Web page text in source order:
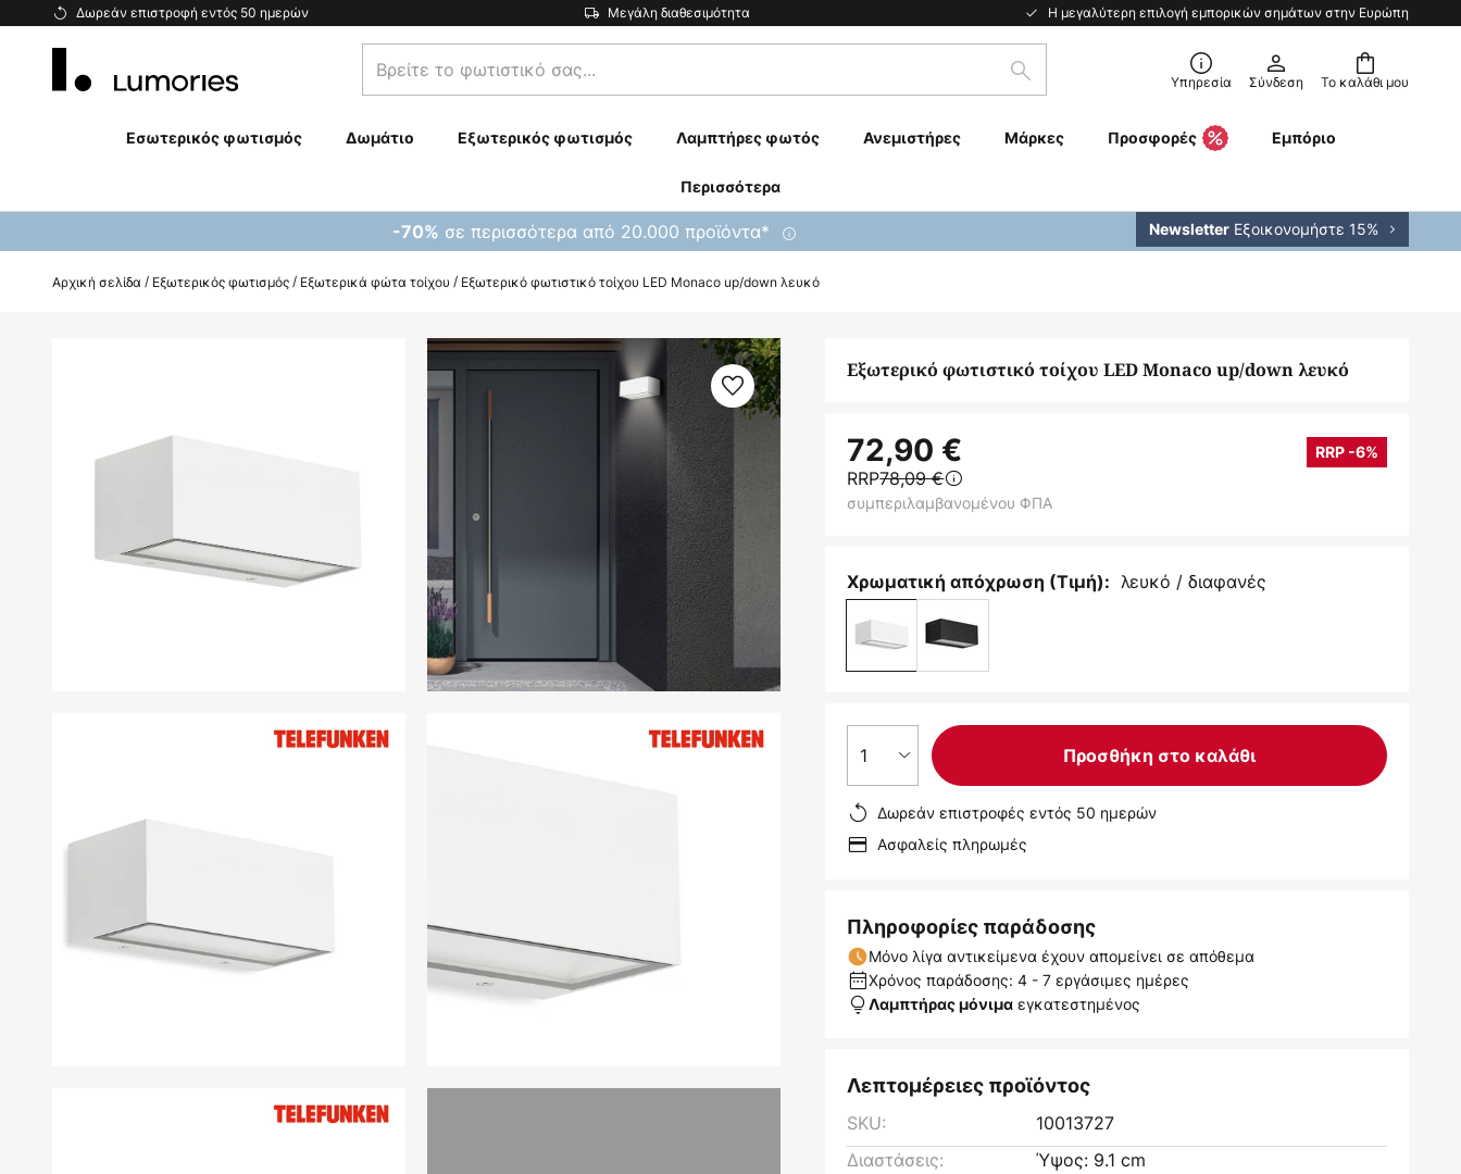
Δωρεάν επιστροφή εντός 50 ημερών Μεγάλη διαθεσιμότητα Η μεγαλύτερη επιλογή εμπορικών σημάτων στην Ευρώπη
Μετάβαση
Το καλάθι μου
Βρείτε
το
σας...
Αναζήτηση Υπηρεσία Σύνδεση
Εσωτερικός φωτισμός Δωμάτιο Εξωτερικός φωτισμός Λαμπτήρες φωτός Ανεμιστήρες Μάρκες Προσφορές Εμπόριο
Περισσότερα
-70% σε περισσότερα από 20.000 προϊόντα* Newsletter Εξοικονομήστε 15%
Αρχική σελίδα Εξωτερικός φωτισμός Εξωτερικά φώτα τοίχου Εξωτερικό φωτιστικό τοίχου LED Monaco up/down λευκό
συλλογής
Εξωτερικό φωτιστικό τοίχου LED Monaco up/down λευκό
72,90 € RRP -6%
RRP78,09 €
συμπεριλαμβανομένου ΦΠΑ
Χρωματική απόχρωση (Τιμή): λευκό / διαφανές
1 Προσθήκη στο καλάθι
Δωρεάν επιστροφές εντός 50 ημερών
Ασφαλείς πληρωμές
Πληροφορίες παράδοσης
Μόνο λίγα αντικείμενα έχουν απομείνει σε απόθεμα
Χρόνος παράδοσης: 4 - 7 εργάσιμες ημέρες
Λαμπτήρας μόνιμα εγκατεστημένος
Λεπτομέρειες προϊόντος
SKU:
10013727
Διαστάσεις:
Ύψος: 9.1 cm